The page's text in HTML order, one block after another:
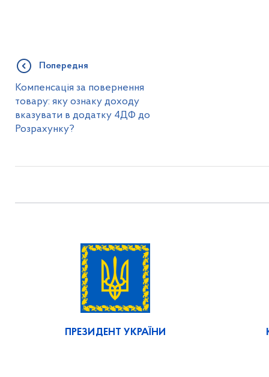
Попередня
Компенсація за повернення
товару: яку ознаку доходу
вказувати в додатку 4ДФ до
Розрахунку?
ПРЕЗИДЕНТ УКРАЇНИ